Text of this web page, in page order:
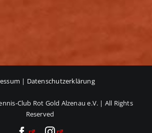
| Datenschutzerklärung
Club Rot Gold Alzenau e.V. | All Rights
Reserved